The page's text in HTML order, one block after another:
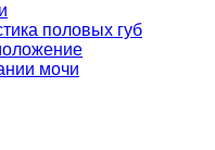
половых губ
мочи